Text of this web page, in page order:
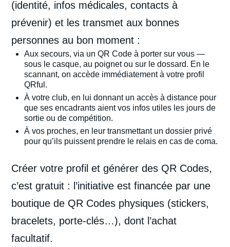
(identité, infos médicales, contacts à
prévenir) et les transmet aux bonnes
personnes au bon moment :
Aux secours, via un QR Code à porter sur vous —
sous le casque, au poignet ou sur le dossard. En le
scannant, on accède immédiatement à votre profil
QRful.
À votre club, en lui donnant un accès à distance pour
que ses encadrants aient vos infos utiles les jours de
sortie ou de compétition.
À vos proches, en leur transmettant un dossier privé
pour qu’ils puissent prendre le relais en cas de coma.
Créer votre profil et générer des QR Codes,
c’est gratuit : l’initiative est financée par une
boutique de QR Codes physiques (stickers,
bracelets, porte-clés…), dont l’achat
facultatif.